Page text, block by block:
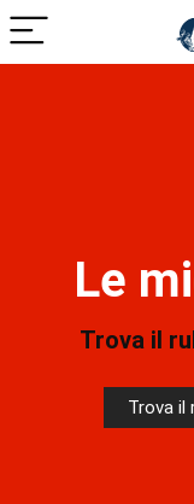
Le
Trova il
Trova il